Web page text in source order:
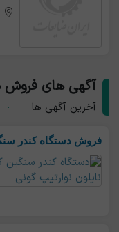
آگهی های فروش
آخرین آگهی ها
فروش دستگاه کندر